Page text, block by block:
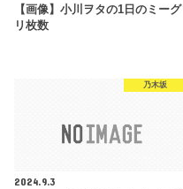
【画像】小川ヲタの1日のミーグ
リ枚数
乃木坂
2024.9.3